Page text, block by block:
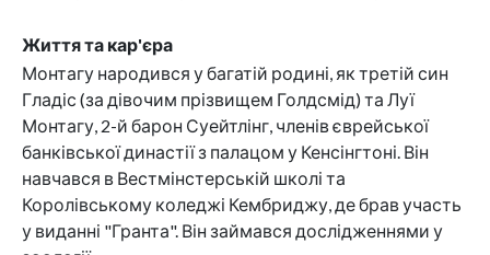
Життя та кар'єра
Монтагу народився у багатій родині, як третій син
Гладіс (за дівочим прізвищем Голдсмід) та Луї
Монтагу, 2-й барон Суейтлінг, членів єврейської
банківської династії з палацом у Кенсінгтоні. Він
навчався в Вестмінстерській школі та
Королівському коледжі Кембриджу, де брав участь
у виданні "Гранта". Він займався дослідженнями у